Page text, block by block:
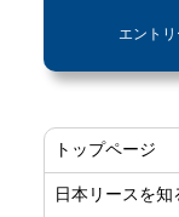
エントリ
トップページ
日本リースを知